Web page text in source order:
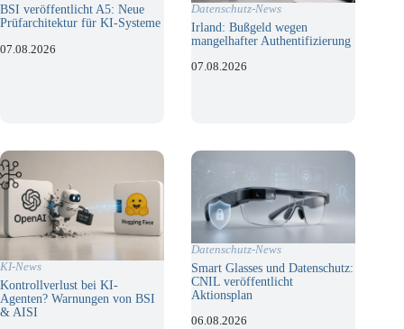
BSI veröffentlicht A5: Neue
Prüfarchitektur für KI-Systeme
07.08.2026
Datenschutz-News
Irland: Bußgeld wegen
mangelhafter Authentifizierung
07.08.2026
KI-News
Kontrollverlust bei KI-
Agenten? Warnungen von BSI
& AISI
Datenschutz-News
Smart Glasses und Datenschutz:
CNIL veröffentlicht
Aktionsplan
06.08.2026